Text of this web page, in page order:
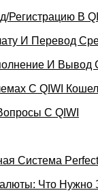
регистрацию В
И Перевод
И Вывод
С QIWI
С QIWI
Система
Что Нужно